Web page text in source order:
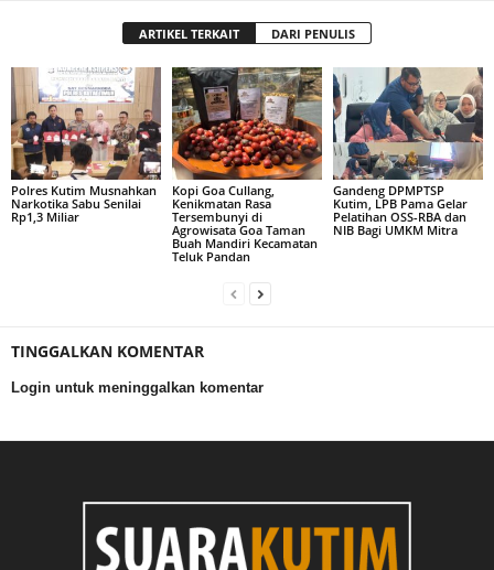
ARTIKEL TERKAIT DARI PENULIS
Polres Kutim Musnahkan
Narkotika Sabu Senilai
Rp1,3 Miliar
Kopi Goa Cullang,
Kenikmatan Rasa
Tersembunyi di
Agrowisata Goa Taman
Buah Mandiri Kecamatan
Teluk Pandan
Gandeng DPMPTSP
Kutim, LPB Pama Gelar
Pelatihan OSS-RBA dan
NIB Bagi UMKM Mitra
TINGGALKAN KOMENTAR
Login untuk meninggalkan komentar